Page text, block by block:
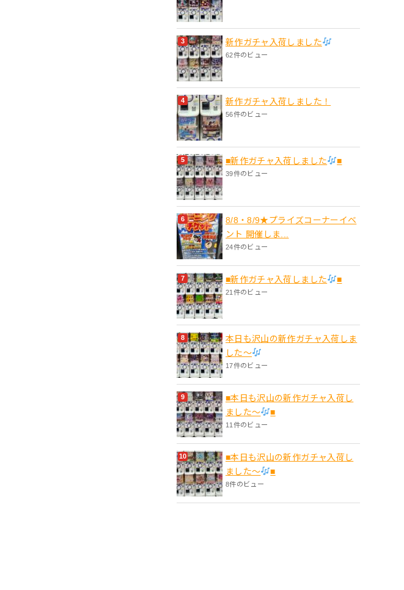
新作ガチャ入荷しました
62件のビュー
新作ガチャ入荷しました！
56件のビュー
■新作ガチャ入荷しました ■
39件のビュー
8/8・8/9★プライズコーナーイベ
ント 開催しま...
24件のビュー
■新作ガチャ入荷しました ■
21件のビュー
本日も沢山の新作ガチャ入荷しま
した〜
17件のビュー
■本日も沢山の新作ガチャ入荷し
ました〜
■
11件のビュー
■本日も沢山の新作ガチャ入荷し
ました〜
■
8件のビュー